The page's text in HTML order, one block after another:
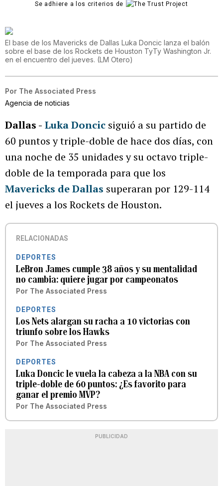
Se adhiere a los criterios de
El base de los Mavericks de Dallas Luka Doncic lanza el balón
sobre el base de los Rockets de Houston TyTy Washington Jr.
en el encuentro del jueves. (LM Otero)
Por The Associated Press
Agencia de noticias
Dallas - Luka Doncic siguió a su partido de
60 puntos y triple-doble de hace dos días, con
una noche de 35 unidades y su octavo triple-
doble de la temporada para que los
Mavericks de Dallas superaran por 129-114
el jueves a los Rockets de Houston.
RELACIONADAS
DEPORTES
LeBron James cumple 38 años y su mentalidad
no cambia: quiere jugar por campeonatos
Por The Associated Press
DEPORTES
Los Nets alargan su racha a 10 victorias con
triunfo sobre los Hawks
Por The Associated Press
DEPORTES
Luka Doncic le vuela la cabeza a la NBA con su
triple-doble de 60 puntos: ¿Es favorito para
ganar el premio MVP?
Por The Associated Press
PUBLICIDAD